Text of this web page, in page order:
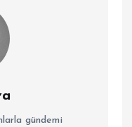
gündemi